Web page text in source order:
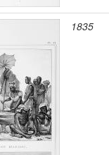
1835